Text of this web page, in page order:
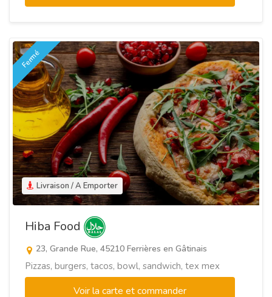
Livraison / A Emporter
Fermé
Hiba Food
23, Grande Rue, 45210 Ferrières en Gâtinais
Pizzas, burgers, tacos, bowl, sandwich, tex mex
Voir la carte et commander